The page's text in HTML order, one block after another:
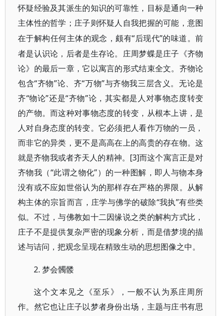
怀疑经验及其派生的知识的可靠性，目标是通向一种
主体性的哲学；庄子则怀疑人自我把握的可能，意图
在于解构任何主体的观念，颇有“后现代”的味道。前
者是认识论，后者是生存论。庄周梦蝶是庄子《齐物
论》的最后一章，它以寓言的形式结束全文。齐物论
包含“齐物”论、齐“万物”与齐物我三层含义。无论是
齐“物论”还是“齐物”论，其实都是人对事物态度转变
的产物。而这种对事物态度的转变，从根本上讲，是
人对自身态度的转变。它必须把人看作万物的一员，
而非它的异类，更不是高高在上的高贵的存在物。这
就是齐物我或者齐天人的精神。[3]而这个寓言正是对
齐物我（“此谓之物化”）的一种图解，即人与物本身
没有或不应如世俗认为的那样存在严格的界限。从解
构主体的宗旨而言，庄学与佛学的破除“我执”有些类
似。不过，与佛教如十二因缘说之类的解构方式比，
庄子不是提供复杂严密的现象分析，而是借梦境的描
述与诘问，把观念呈现在精致生动的思想图像之中。
2. 梦会髑髅
这个文本见之《至乐》，一般不认为系庄周所
作。然它也让庄子以梦者身份出场，主题与庄书有思